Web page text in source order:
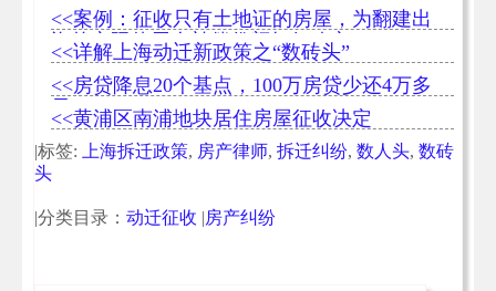
<<案例：征收只有土地证的房屋，为翻建出
资的实际使用人补偿份额如何确定
<<详解上海动迁新政策之“数砖头”
<<房贷降息20个基点，100万房贷少还4万多
<<黄浦区南浦地块居住房屋征收决定
|标签: 上海拆迁政策, 房产律师, 拆迁纠纷, 数人头, 数砖
头
|分类目录： 动迁征收 |房产纠纷